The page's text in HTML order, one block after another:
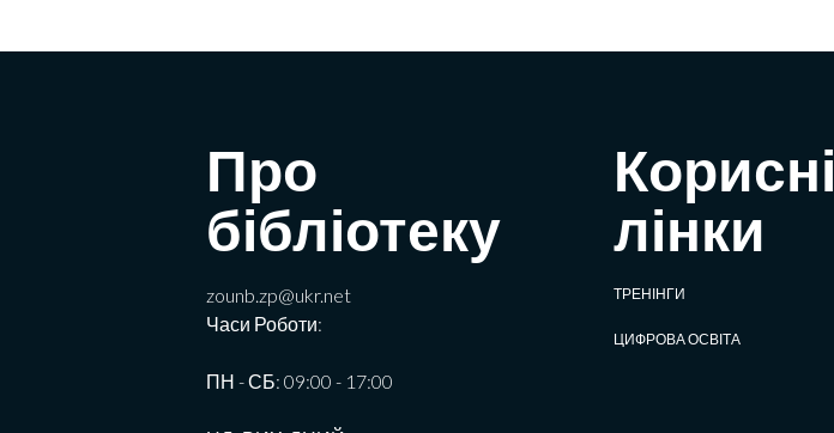
Про
бібліотеку
zounb.zp@ukr.net
Часи Роботи:
ПН - СБ: 09:00 - 17:00
Корисні
лінки
ТРЕНІНГИ
ЦИФРОВА ОСВІТА